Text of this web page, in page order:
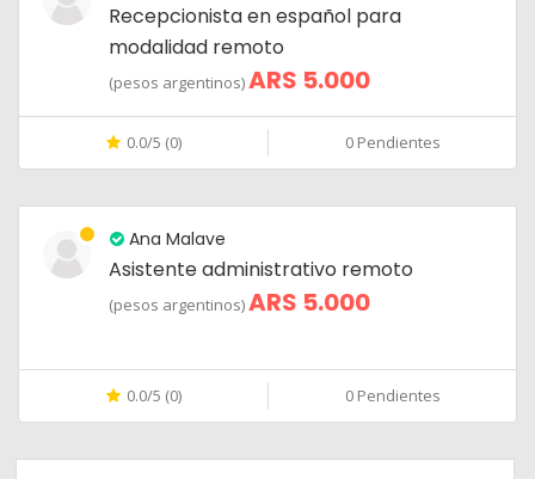
Recepcionista en español para
modalidad remoto
(pesos argentinos)ARS 5.000
0.0/5 (0) 0 Pendientes
Ana Malave
Asistente administrativo remoto
(pesos argentinos)ARS 5.000
0.0/5 (0) 0 Pendientes